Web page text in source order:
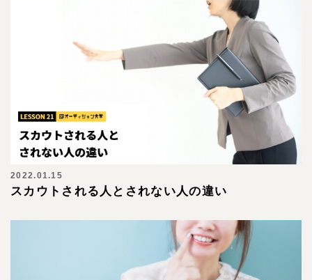
2022.01.15
スカウトされる人とされない人の違い